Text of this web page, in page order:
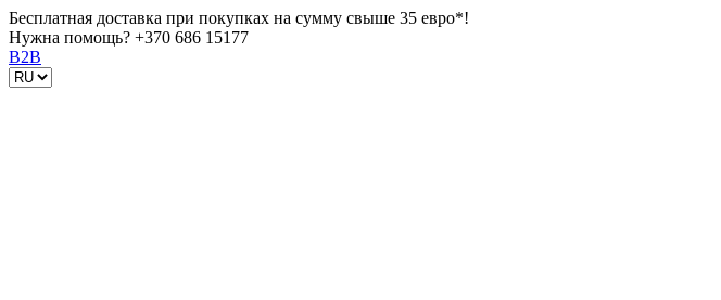
Бесплатная доставка при покупках на сумму свыше 35 евро*!
Нужна помощь? +370 686 15177
B2B